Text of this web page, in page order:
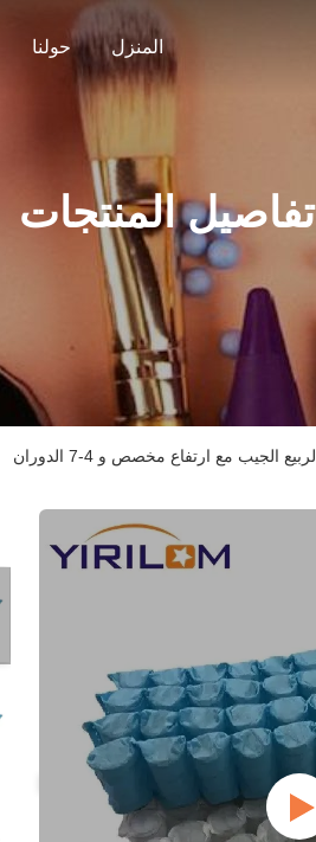
المنزل حولنا
تفاصيل المنتجات